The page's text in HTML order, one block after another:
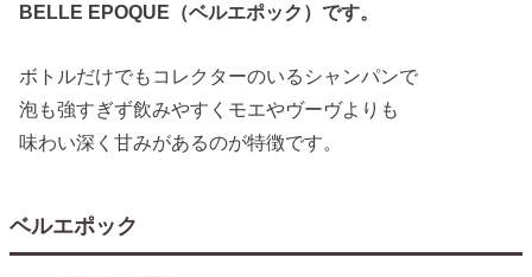
BELLE EPOQUE（ベルエポック）です。
ボトルだけでもコレクターのいるシャンパンで
泡も強すぎず飲みやすくモエやヴーヴよりも
味わい深く甘みがあるのが特徴です。
ベルエポック